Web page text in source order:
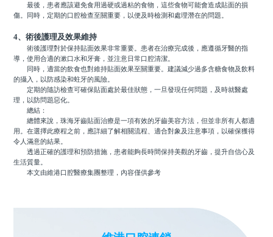
最後，患者應該避免食用過硬或過粘的食物，這些食物可能會造成貼面的損
傷。同時，定期的口腔檢查至關重要，以便及時檢測和處理潛在的問題。
4、術後護理及效果維持
術後護理對於保持貼面效果非常重要。患者在治療完成後，應遵循牙醫的指
導，使用合適的漱口水和牙膏，並注意日常口腔清潔。
同時，適當的飲食也對維持貼面效果至關重要。建議減少過多含糖食物及飲料
的攝入，以防感染和蛀牙的風險。
定期的隨訪檢查可確保貼面處於最佳狀態，一旦發現任何問題，及時就醫處
理，以防問題惡化。
總結：
總體來說，珠海牙齒貼面治療是一項有效的牙齒美容方法，但並非所有人都適
用。在選擇此療程之前，應詳細了解相關流程、適合對象及注意事項，以確保獲得
令人滿意的結果。
透過正確的護理和預防措施，患者能夠長時間保持美觀的牙齒，提升自信心及
生活質量。
本文由維港口腔醫療集團整理，內容僅供參考